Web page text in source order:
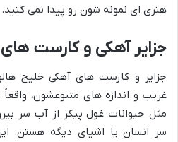
هنری ای نمونه شون رو پیدا نمی کنید.
جزایر آهکی و کارست
جزایر و کارست های آهکی خلیج
غریب و اندازه های متنوعشون،
مثل حیوانات غول پیکر از آب سر
سر انسان یا اشیای دیگه هستن.